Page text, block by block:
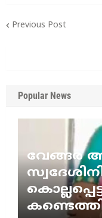
Previous Post
Popular News
വേങ്ങര